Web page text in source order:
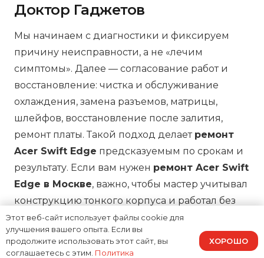
Доктор Гаджетов
Мы начинаем с диагностики и фиксируем
причину неисправности, а не «лечим
симптомы». Далее — согласование работ и
восстановление: чистка и обслуживание
охлаждения, замена разъемов, матрицы,
шлейфов, восстановление после залития,
ремонт платы. Такой подход делает ремонт
Acer Swift Edge предсказуемым по срокам и
результату. Если вам нужен ремонт Acer Swift
Edge в Москве, важно, чтобы мастер учитывал
конструкцию тонкого корпуса и работал без
повреждения клипс, рамок и посадочных
мест.
Этот веб-сайт использует файлы cookie для
улучшения вашего опыта. Если вы
продолжите использовать этот сайт, вы
соглашаетесь с этим. Политика
ХОРОШО